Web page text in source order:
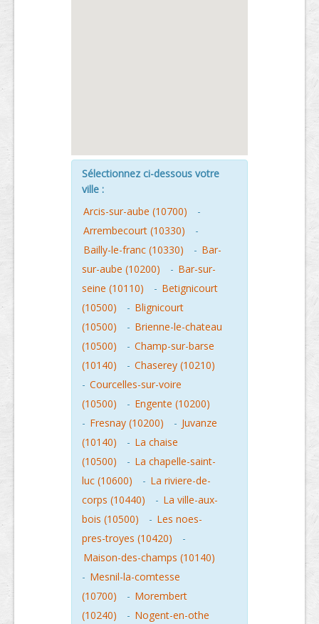
Sélectionnez ci-dessous votre
ville :
Arcis-sur-aube (10700)
-
Arrembecourt (10330)
-
Bailly-le-franc (10330)
- Bar-
sur-aube (10200)
- Bar-sur-
seine (10110)
- Betignicourt
(10500)
- Blignicourt
(10500)
- Brienne-le-chateau
(10500)
- Champ-sur-barse
(10140)
- Chaserey (10210)
- Courcelles-sur-voire
(10500)
- Engente (10200)
- Fresnay (10200) - Juvanze
(10140)
- La chaise
(10500)
- La chapelle-saint-
luc (10600)
- La riviere-de-
corps (10440)
- La ville-aux-
bois (10500)
- Les noes-
pres-troyes (10420)
-
Maison-des-champs (10140)
- Mesnil-la-comtesse
(10700)
- Morembert
(10240)
- Nogent-en-othe